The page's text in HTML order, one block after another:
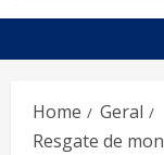
Home
Geral
Resgate de